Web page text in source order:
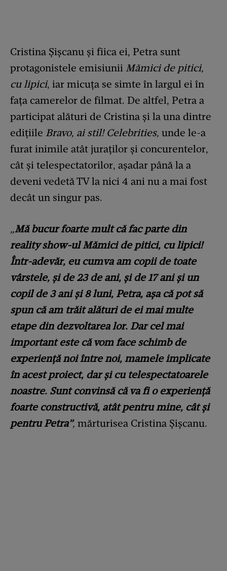
Cristina Șișcanu și fiica ei, Petra sunt
protagonistele emisiunii Mămici de pitici,
cu lipici, iar micuța se simte în largul ei în
fața camerelor de filmat. De altfel, Petra a
participat alături de Cristina și la una dintre
edițiile Bravo, ai stil! Celebrities, unde le-a
furat inimile atât juraților și concurentelor,
cât și telespectatorilor, așadar până la a
deveni vedetă TV la nici 4 ani nu a mai fost
decât un singur pas.
„Mă bucur foarte mult că fac parte din
reality show-ul Mămici de pitici, cu lipici!
Într-adevăr, eu cumva am copii de toate
vârstele, şi de 23 de ani, şi de 17 ani şi un
copil de 3 ani şi 8 luni, Petra, aşa că pot să
spun că am trăit alături de ei mai multe
etape din dezvoltarea lor. Dar cel mai
important este că vom face schimb de
experienţă noi între noi, mamele implicate
în acest proiect, dar şi cu telespectatoarele
noastre. Sunt convinsă că va fi o experienţă
foarte constructivă, atât pentru mine, cât şi
pentru Petra”, mărturisea Cristina Șișcanu.